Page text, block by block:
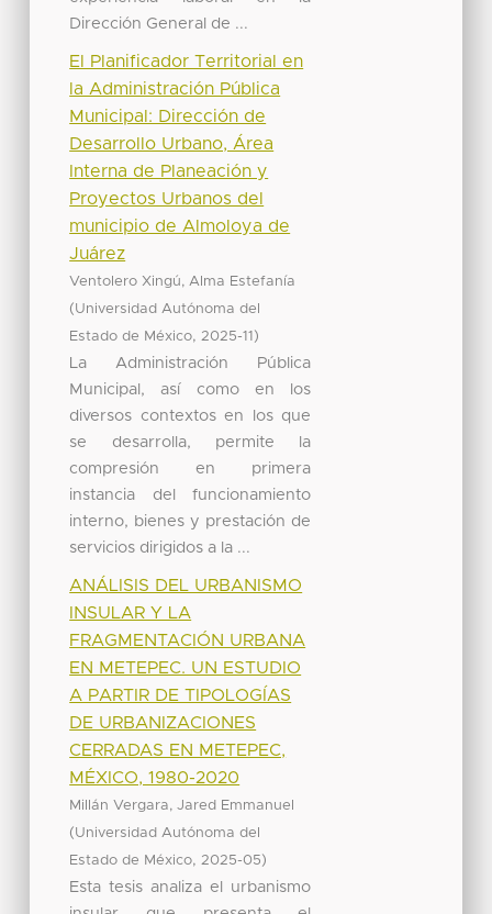
Dirección General de ...
El Planificador Territorial en
la Administración Pública
Municipal: Dirección de
Desarrollo Urbano, Área
Interna de Planeación y
Proyectos Urbanos del
municipio de Almoloya de
Juárez
Ventolero Xingú, Alma Estefanía
(Universidad Autónoma del
Estado de México, 2025-11 )
La Administración Pública
Municipal, así como en los
diversos contextos en los que
se desarrolla, permite la
compresión en primera
instancia del funcionamiento
interno, bienes y prestación de
servicios dirigidos a la ...
ANÁLISIS DEL URBANISMO
INSULAR Y LA
FRAGMENTACIÓN URBANA
EN METEPEC. UN ESTUDIO
A PARTIR DE TIPOLOGÍAS
DE URBANIZACIONES
CERRADAS EN METEPEC,
MÉXICO, 1980-2020
Millán Vergara, Jared Emmanuel
(Universidad Autónoma del
Estado de México, 2025-05)
Esta tesis analiza el urbanismo